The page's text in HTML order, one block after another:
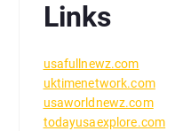
Links
usafullnewz.com
uktimenetwork.com
usaworldnewz.com
todayusaexplore.com